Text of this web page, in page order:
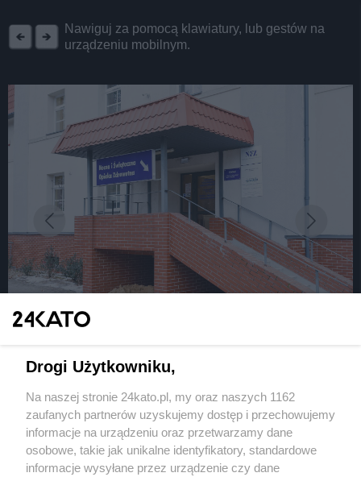
Nawiguj za pomocą klawiatury, lub gestów na
urządzeniu mobilnym.
Przychodnia POZ oraz Nocnej i Świątecznej
zmodernizowane
Wydawca mediów lokalnych
Drogi Użytkowniku,
Na naszej stronie 24kato.pl, my oraz naszych 1162
zaufanych partnerów uzyskujemy dostęp i przechowujemy
informacje na urządzeniu oraz przetwarzamy dane
osobowe, takie jak unikalne identyfikatory, standardowe
informacje wysyłane przez urządzenie czy dane